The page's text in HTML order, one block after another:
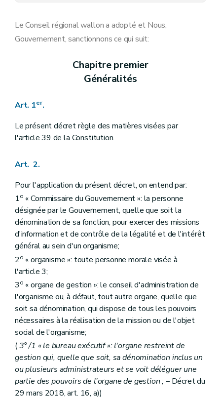
Art. 17
Art. 18
Art. 19
Art.
ChapitreIIIbis
Rémunération du commissaire du Gouvernement
Art. 19bis
Chapitre
Chapitre V Disposition transitoire et finale
Art. 21
Le Conseil régional wallon a adopté et Nous,
Gouvernement, sanctionnons ce qui suit:
Chapitre premier
Généralités
Art. 1er.
Le présent décret règle des matières visées par
l'article 39 de la Constitution.
Art. 2.
Pour l'application du présent décret, on entend par:
1o « Commissaire du Gouvernement »: la personne
désignée par le Gouvernement, quelle que soit la
dénomination de sa fonction, pour exercer des missions
d'information et de contrôle de la légalité et de l'intérêt
général au sein d'un organisme;
2o « organisme »: toute personne morale visée à
l'article 3;
3o « organe de gestion »: le conseil d'administration de
l'organisme ou, à défaut, tout autre organe, quelle que
soit sa dénomination, qui dispose de tous les pouvoirs
nécessaires à la réalisation de la mission ou de l'objet
social de l'organisme;
(3° /1 « le bureau exécutif »: l'organe restreint de
gestion qui, quelle que soit, sa dénomination inclus un
ou plusieurs administrateurs et se voit déléguer une
partie des pouvoirs de l'organe de gestion ;– Décret du
29 mars 2018, art. 16, a))